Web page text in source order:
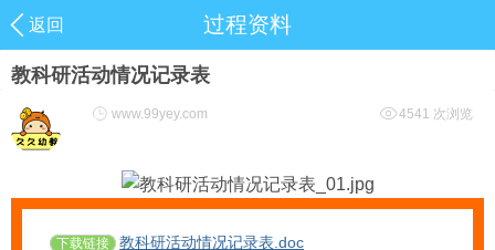
返回 过程资料
教科研活动情况记录表
www.99yey.com 4541 次浏览
下载链接 教科研活动情况记录表.doc